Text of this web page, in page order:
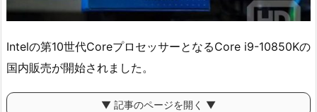
Intelの第10世代CoreプロセッサーとなるCore i9-10850Kの
国内販売が開始されました。
▼ 記事のページを開く ▼